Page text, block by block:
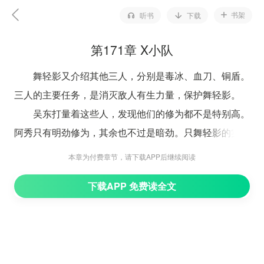
听书 下载 书架
第171章 X小队
舞轻影又介绍其他三人，分别是毒冰、血刀、铜盾。
三人的主要任务，是消灭敌人有生力量，保护舞轻影。
吴东打量着这些人，发现他们的修为都不是特别高。
阿秀只有明劲修为，其余也不过是暗劲。只舞轻影的实力
也不过如此，比他们强不了多少。
妖？
本章为付费章节，请下载APP后继续阅读
下载APP 免费读全文